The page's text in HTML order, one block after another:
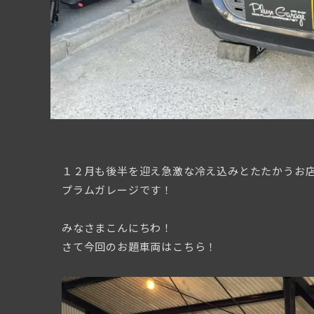
１２月も後半を迎え急激な冷え込みとたたかうお
プラムガレージです！
みなさまこんにちわ！
さて今回のお題車両はこちら！